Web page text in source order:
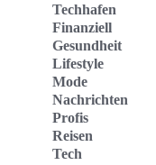
Techhafen
Finanziell
Gesundheit
Lifestyle
Mode
Nachrichten
Profis
Reisen
Tech